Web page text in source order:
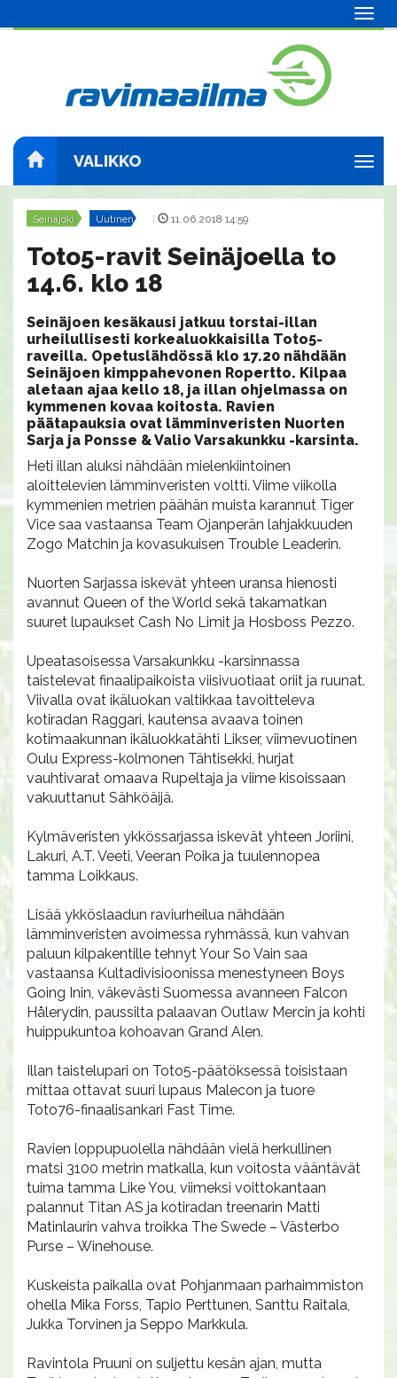
VALIKKO
Seinäjoki Uutinen 11.06.2018 14:59
Toto5-ravit Seinäjoella to
14.6. klo 18
Seinäjoen kesäkausi jatkuu torstai-illan
urheilullisesti korkealuokkaisilla Toto5-
raveilla. Opetuslähdössä klo 17.20 nähdään
Seinäjoen kimppahevonen Ropertto. Kilpaa
aletaan ajaa kello 18, ja illan ohjelmassa on
kymmenen kovaa koitosta. Ravien
päätapauksia ovat lämminveristen Nuorten
Sarja ja Ponsse & Valio Varsakunkku -karsinta.
Heti illan aluksi nähdään mielenkiintoinen
aloittelevien lämminveristen voltti. Viime viikolla
kymmenien metrien päähän muista karannut Tiger
Vice saa vastaansa Team Ojanperän lahjakkuuden
Zogo Matchin ja kovasukuisen Trouble Leaderin.
Nuorten Sarjassa iskevät yhteen uransa hienosti
avannut Queen of the World sekä takamatkan
suuret lupaukset Cash No Limit ja Hosboss Pezzo.
Upeatasoisessa Varsakunkku -karsinnassa
taistelevat finaalipaikoista viisivuotiaat oriit ja ruunat.
Viivalla ovat ikäluokan valtikkaa tavoitteleva
kotiradan Raggari, kautensa avaava toinen
kotimaakunnan ikäluokkatähti Likser, viimevuotinen
Oulu Express-kolmonen Tähtisekki, hurjat
vauhtivarat omaava Rupeltaja ja viime kisoissaan
vakuuttanut Sähköäijä.
Kylmäveristen ykkössarjassa iskevät yhteen Joriini,
Lakuri, A.T. Veeti, Veeran Poika ja tuulennopea
tamma Loikkaus.
Lisää ykköslaadun raviurheilua nähdään
lämminveristen avoimessa ryhmässä, kun vahvan
paluun kilpakentille tehnyt Your So Vain saa
vastaansa Kultadivisioonissa menestyneen Boys
Going Inin, väkevästi Suomessa avanneen Falcon
Hålerydin, paussilta palaavan Outlaw Mercin ja kohti
huippukuntoa kohoavan Grand Alen.
Illan taistelupari on Toto5-päätöksessä toisistaan
mittaa ottavat suuri lupaus Malecon ja tuore
Toto76-finaalisankari Fast Time.
Ravien loppupuolella nähdään vielä herkullinen
matsi 3100 metrin matkalla, kun voitosta vääntävät
tuima tamma Like You, viimeksi voittokantaan
palannut Titan AS ja kotiradan treenarin Matti
Matinlaurin vahva troikka The Swede – Västerbo
Purse – Winehouse.
Kuskeista paikalla ovat Pohjanmaan parhaimmiston
ohella Mika Forss, Tapio Perttunen, Santtu Raitala,
Jukka Torvinen ja Seppo Markkula.
Ravintola Pruuni on suljettu kesän ajan, mutta